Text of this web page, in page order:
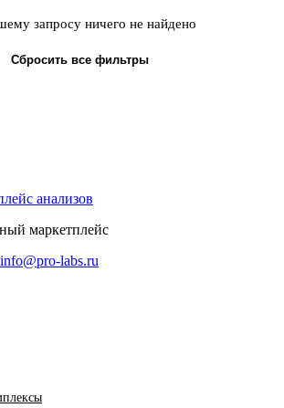
запросу ничего не найдено
Сбросить все фильтры
анализов
маркетплейс
info@pro-labs.ru